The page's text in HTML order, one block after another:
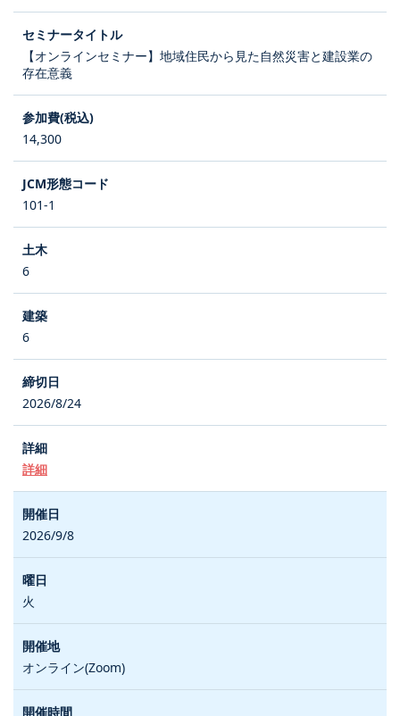
【オンラインセミナー】地域住民から見た自然災害と建設業の
存在意義
14,300
101-1
6
6
2026/8/24
詳細
2026/9/8
火
オンライン(Zoom)